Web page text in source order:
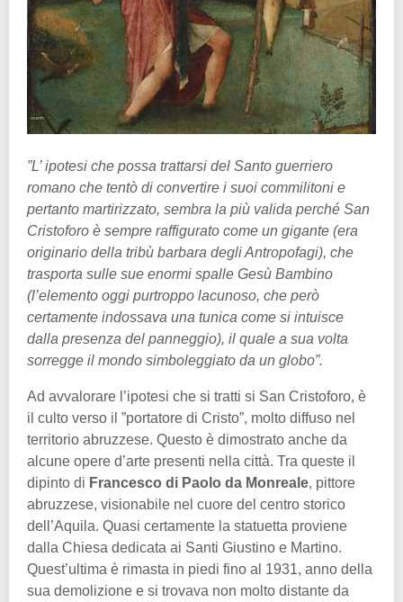
”L’ ipotesi che possa trattarsi del Santo guerriero
romano che tentò di convertire i suoi commilitoni e
pertanto martirizzato, sembra la più valida perché San
Cristoforo è sempre raffigurato come un gigante (era
originario della tribù barbara degli Antropofagi), che
trasporta sulle sue enormi spalle Gesù Bambino
(l’elemento oggi purtroppo lacunoso, che però
certamente indossava una tunica come si intuisce
dalla presenza del panneggio), il quale a sua volta
sorregge il mondo simboleggiato da un globo”.
Ad avvalorare l’ipotesi che si tratti si San Cristoforo, è
il culto verso il ”portatore di Cristo”, molto diffuso nel
territorio abruzzese. Questo è dimostrato anche da
alcune opere d’arte presenti nella città. Tra queste il
dipinto di Francesco di Paolo da Monreale, pittore
abruzzese, visionabile nel cuore del centro storico
dell’Aquila. Quasi certamente la statuetta proviene
dalla Chiesa dedicata ai Santi Giustino e Martino.
Quest’ultima è rimasta in piedi fino al 1931, anno della
sua demolizione e si trovava non molto distante da